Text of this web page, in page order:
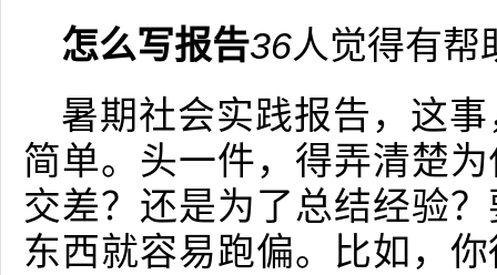
怎么写报告36人觉得有帮
暑期社会实践报告，这
简单。头一件，得弄清楚
交差？还是为了总结经验
东西就容易跑偏。比如，